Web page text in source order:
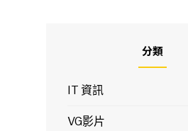
分類
IT 資訊
VG影片